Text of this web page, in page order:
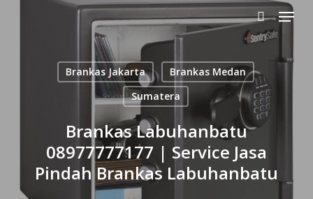
search
Menu
Brankas Jakarta
Brankas Medan
Sumatera
Brankas Labuhanbatu
08977777177 | Service Jasa
Pindah Brankas Labuhanbatu